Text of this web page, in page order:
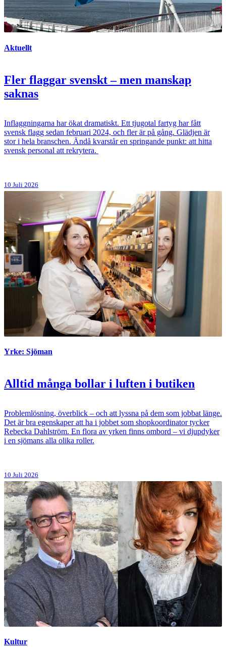
Aktuellt
Fler flaggar svenskt – men manskap
saknas
Inflaggningarna har ökat dramatiskt. Ett tjugotal fartyg har fått
svensk flagg sedan februari 2024, och fler är på gång. Glädjen är
stor i hela branschen. Ändå kvarstår en springande punkt: att hitta
svensk personal att rekrytera.
10 Juli 2026
Yrke: Sjöman
Alltid många bollar i luften i butiken
Problemlösning, överblick – och att lyssna på dem som jobbat länge.
Det är bra egenskaper att ha i jobbet som shopkoordinator tycker
Rebecka Dahlström. En flora av yrken finns ombord – vi djupdyker
i en sjömans alla olika roller.
10 Juli 2026
Kultur